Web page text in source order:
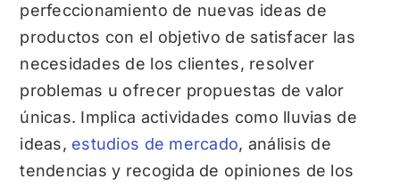
perfeccionamiento de nuevas ideas de
productos con el objetivo de satisfacer las
necesidades de los clientes, resolver
problemas u ofrecer propuestas de valor
únicas. Implica actividades como lluvias de
ideas, estudios de mercado, análisis de
tendencias y recogida de opiniones de los